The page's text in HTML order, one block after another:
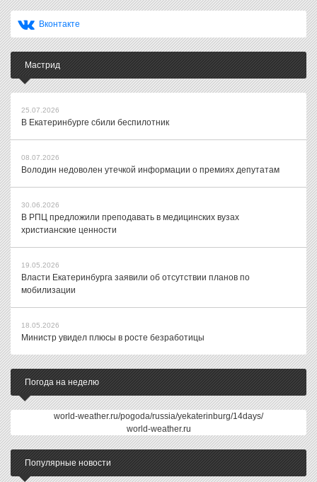
Вконтакте
Мастрид
25.07.2026
В Екатеринбурге сбили беспилотник
08.07.2026
Володин недоволен утечкой информации о премиях депутатам
30.06.2026
В РПЦ предложили преподавать в медицинских вузах
христианские ценности
19.05.2026
Власти Екатеринбурга заявили об отсутствии планов по
мобилизации
18.05.2026
Министр увидел плюсы в росте безработицы
Погода на неделю
world-weather.ru/pogoda/russia/yekaterinburg/14days/
world-weather.ru
Популярные новости